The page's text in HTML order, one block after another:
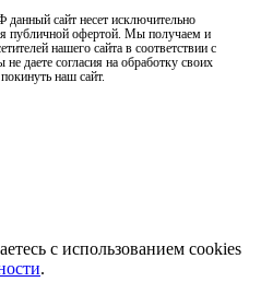
сайт несет исключительно
публичной офертой. Мы получаем и
нашего сайта в соответствии с
даете согласия на обработку своих
наш сайт.
с использованием cookies
.